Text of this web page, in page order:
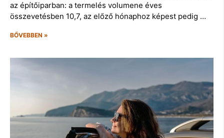
az építőiparban: a termelés volumene éves
összevetésben 10,7, az előző hónaphoz képest pedig …
BŐVEBBEN »